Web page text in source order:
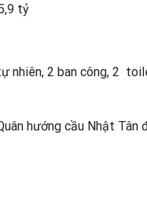
tỷ
nhiên, 2 ban công, 2
hướng cầu Nhật Tân